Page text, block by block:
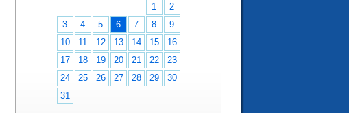
1
2
3
4 5 6 7 8
9
10
11 12 13 14 15
16
17
18 19 20 21 22
23
24
25 26 27 28 29
30
31